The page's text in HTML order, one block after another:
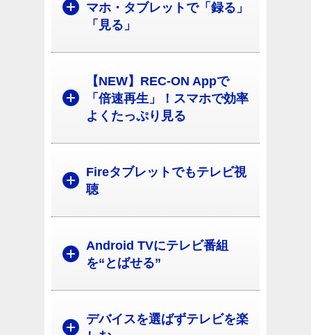
マホ・タブレットで「録る」
「見る」
【NEW】REC-ON Appで
「倍速再生」！スマホで効率
よくたっぷり見る
Fireタブレットでもテレビ視
聴
Android TVにテレビ番組
を“とばせる”
デバイスを選ばずテレビを楽